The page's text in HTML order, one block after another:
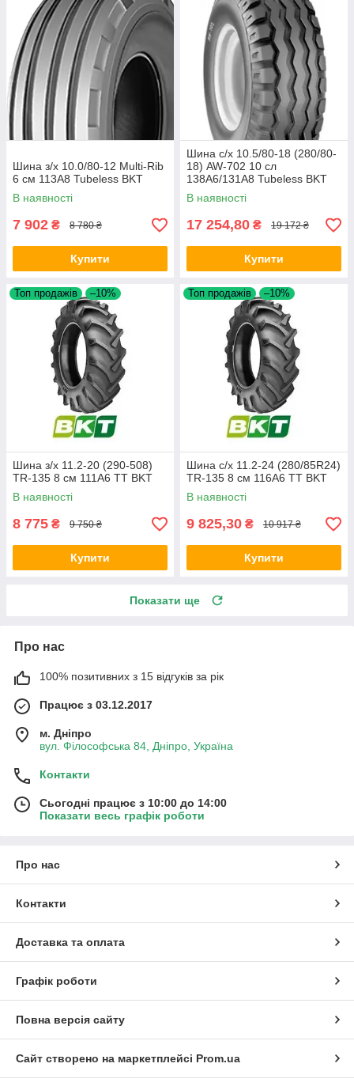
Шина з/х 10.0/80-12 Multi-Rib
6 см 113A8 Tubeless BKT
В наявності
7 902 ₴ 8 780 ₴
Купити
Шина с/х 10.5/80-18 (280/80-
18) AW-702 10 сл
138A6/131A8 Tubeless BKT
В наявності
17 254,80 ₴ 19 172 ₴
Купити
Топ продажів –10%
Шина з/х 11.2-20 (290-508)
TR-135 8 см 111A6 TT BKT
В наявності
8 775 ₴ 9 750 ₴
Купити
Топ продажів –10%
Шина с/х 11.2-24 (280/85R24)
TR-135 8 см 116A6 TT BKT
В наявності
9 825,30 ₴ 10 917 ₴
Купити
Показати ще
Про нас
100% позитивних з 15 відгуків за рік
Працює з 03.12.2017
м. Дніпро
вул. Філософська 84, Дніпро, Україна
Контакти
Сьогодні працює з 10:00 до 14:00
Показати весь графік роботи
Про нас
Контакти
Доставка та оплата
Графік роботи
Повна версія сайту
Сайт створено на маркетплейсі Prom.ua